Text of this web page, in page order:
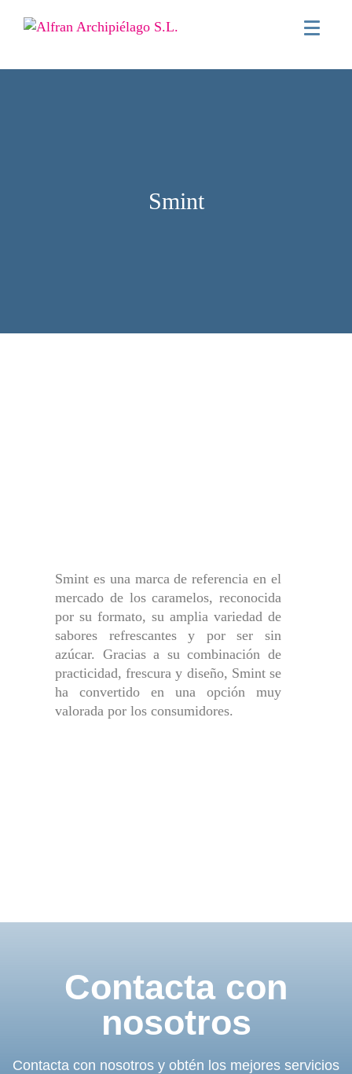
Smint
Smint es una marca de referencia en el
mercado de los caramelos, reconocida
por su formato, su amplia variedad de
sabores refrescantes y por ser sin
azúcar. Gracias a su combinación de
practicidad, frescura y diseño, Smint se
ha convertido en una opción muy
valorada por los consumidores.
Contacta con
nosotros
Contacta con nosotros y obtén los mejores servicios